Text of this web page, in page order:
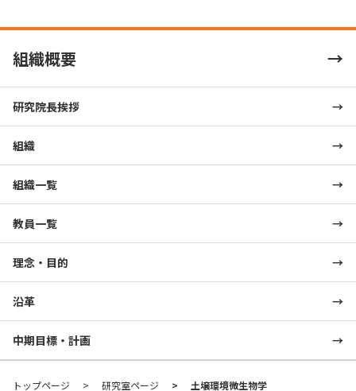
組織概要
研究院長挨拶
組織
組織一覧
教員一覧
理念・目的
沿革
中期目標・計画
トップページ 研究室ページ 土壌環境微生物学